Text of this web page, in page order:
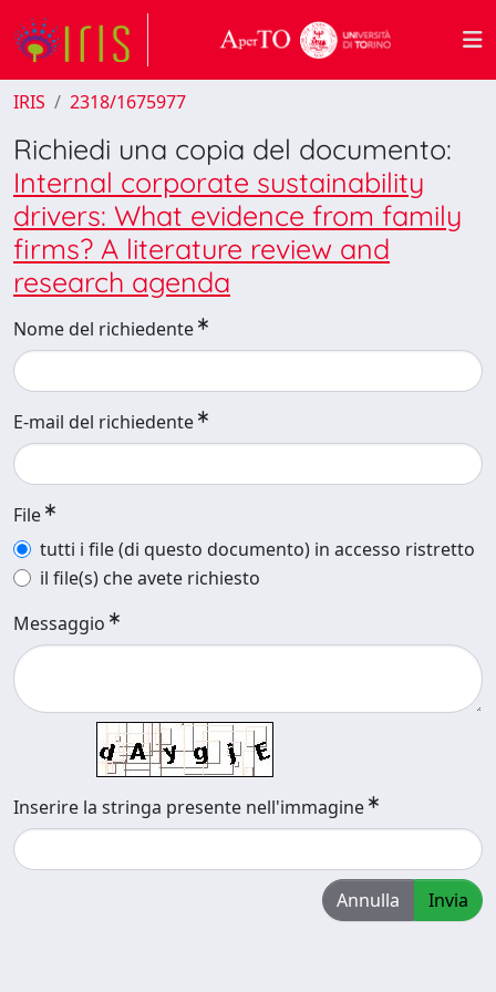
IRIS 2318/1675977
Richiedi una copia del documento:
Internal corporate sustainability
drivers: What evidence from family
firms? A literature review and
research agenda
Nome del richiedente
E-mail del richiedente
File
tutti i file (di questo documento) in accesso ristretto
il file(s) che avete richiesto
Messaggio
Inserire la stringa presente nell'immagine
Annulla Invia